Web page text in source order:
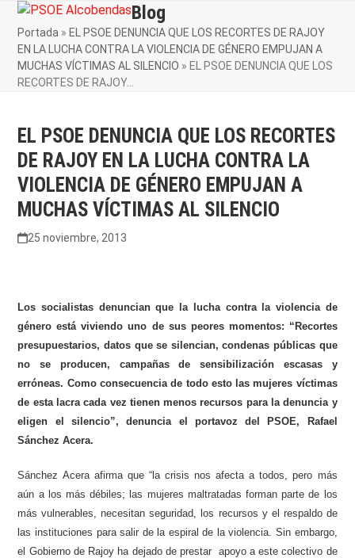
Skip
content
Open
mobile
menu
Close
mobile
menu
Blog
Portada » EL PSOE DENUNCIA QUE LOS RECORTES DE RAJOY
EN LA LUCHA CONTRA LA VIOLENCIA DE GÉNERO EMPUJAN A
MUCHAS VÍCTIMAS AL SILENCIO » EL PSOE DENUNCIA QUE LOS
RECORTES DE RAJOY…
EL PSOE DENUNCIA QUE LOS RECORTES
DE RAJOY EN LA LUCHA CONTRA LA
VIOLENCIA DE GÉNERO EMPUJAN A
MUCHAS VÍCTIMAS AL SILENCIO
25 noviembre, 2013
Los socialistas denuncian que la lucha contra la violencia de
género está viviendo uno de sus peores momentos: “Recortes
presupuestarios, datos que se silencian, condenas públicas que
no se producen, campañas de sensibilización escasas y
erróneas. Como consecuencia de todo esto las mujeres víctimas
de esta lacra cada vez tienen menos recursos para la denuncia y
eligen el silencio”, denuncia el portavoz del PSOE, Rafael
Sánchez Acera.
Sánchez Acera afirma que “la crisis nos afecta a todos, pero más
aún a los más débiles; las mujeres maltratadas forman parte de los
más vulnerables, necesitan seguridad, los recursos y el respaldo de
las instituciones para salir de la espiral de la violencia. Sin embargo,
el Gobierno de Rajoy ha dejado de prestar apoyo a este colectivo de